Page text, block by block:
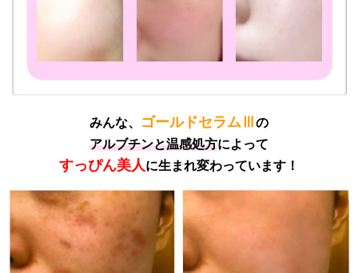
みんな、 ゴールドセラムⅢの
アルブチンと温感処方によって
すっぴん美人に生まれ変わっています！